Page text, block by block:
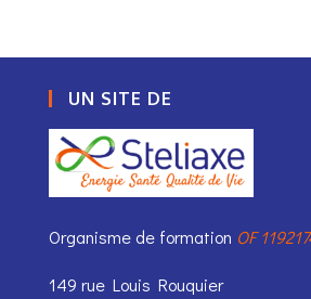
UN SITE DE
Organisme de formation OF
149 rue Louis Rouquier